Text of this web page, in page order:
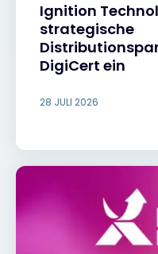
Ignition
strategische
DigiCert ein
28 JULI 2026